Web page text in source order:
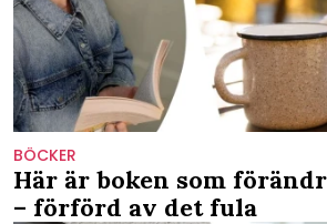
BÖCKER
Här är boken som
– förförd av det fula